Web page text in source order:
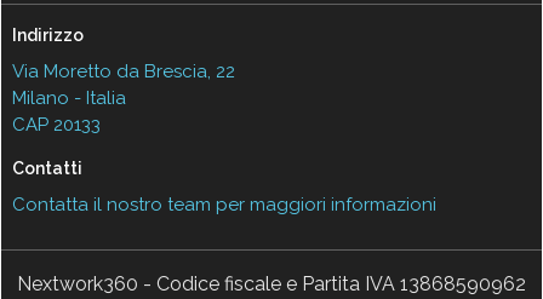
Indirizzo
Via Moretto da Brescia, 22
Milano - Italia
CAP 20133
Contatti
Contatta il nostro team per maggiori informazioni
Nextwork360 - Codice fiscale e Partita IVA 13868590962